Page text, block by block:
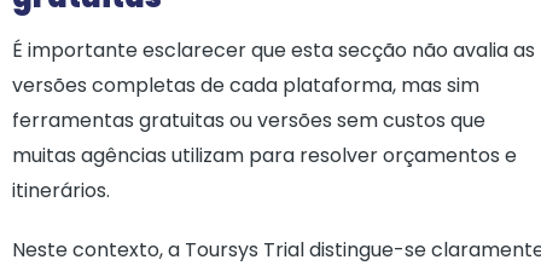
É importante esclarecer que esta secção não avalia as
versões completas de cada plataforma, mas sim
ferramentas gratuitas ou versões sem custos que
muitas agências utilizam para resolver orçamentos e
itinerários.
Neste contexto, a Toursys Trial distingue-se